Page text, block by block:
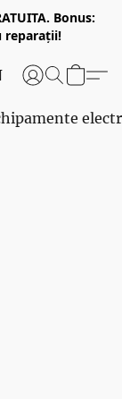
Bonus:
reparații!